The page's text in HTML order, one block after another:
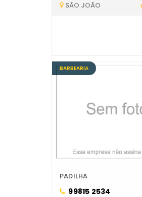
SÃO JOÃO
BARBEARIA
PADILHA
99815 2534